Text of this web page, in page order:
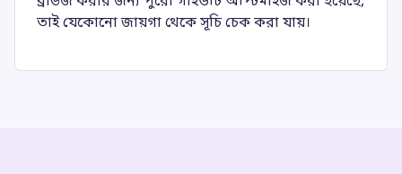
তাই যেকোনো জায়গা থেকে সূচি চেক করা যায়।